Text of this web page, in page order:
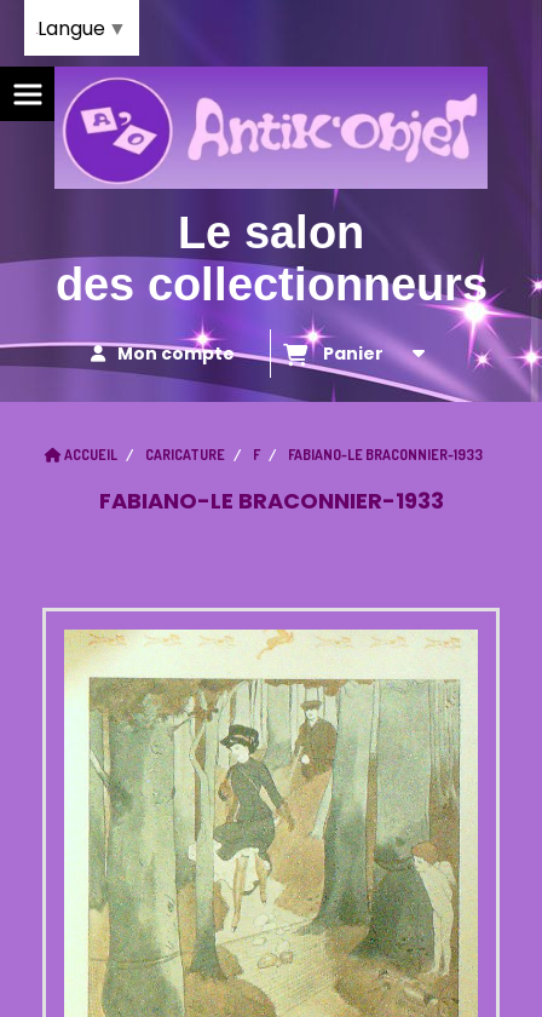
Le salon
des collectionneurs
Mon compte Panier
ACCUEIL CARICATURE F FABIANO-LE BRACONNIER-1933
FABIANO-LE BRACONNIER-1933
Langue ▼